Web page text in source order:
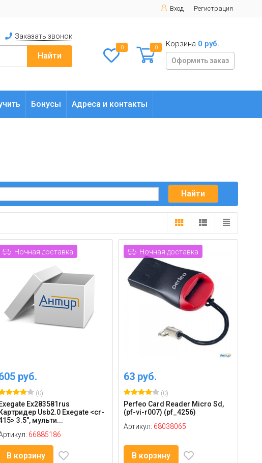
Вход Регистрация
Заказать звонок
Найти
0 0 Корзина 0 руб.
Оформить заказ
Бонусы Адреса и контакты
Ночная доставка
руб.
(0)
Exegate Ex283581rus
Картридер Usb2.0 Exegate <cr-
3.5", мульти...
66885186
В корзину
Ночная доставка
63 руб.
(0)
Perfeo Card Reader Micro Sd,
(pf-vi-r007) (pf_4256)
Артикул: 68038065
В корзину